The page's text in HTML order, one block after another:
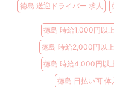
徳島 送迎ドライバー 求人
徳島 時給1,000円以
徳島 時給2,000円以
徳島 時給4,000円以
徳島 日払い可 体